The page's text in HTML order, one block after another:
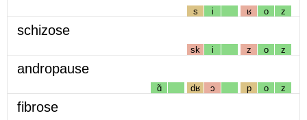
s i ʁ o z
schizose
sk i z o z
andropause
ɑ̃ dʁ ɔ p o z
fibrose